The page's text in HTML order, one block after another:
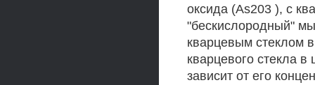
оксида (As203 ), с
"бескислородный"
кварцевым стеклом
кварцевого стекла
зависит от его